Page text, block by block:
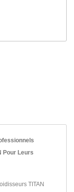
Pour Leurs
TITAN